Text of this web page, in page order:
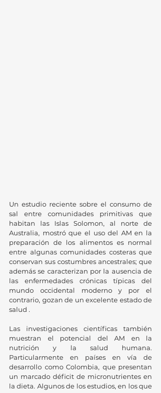
Un estudio reciente sobre el consumo de
sal entre comunidades primitivas que
habitan las Islas Solomon, al norte de
Australia, mostró que el uso del AM en la
preparación de los alimentos es normal
entre algunas comunidades costeras que
conservan sus costumbres ancestrales; que
además se caracterizan por la ausencia de
las enfermedades crónicas típicas del
mundo occidental moderno y por el
contrario, gozan de un excelente estado de
salud .
Las investigaciones científicas también
muestran el potencial del AM en la
nutrición y la salud humana.
Particularmente en países en vía de
desarrollo como Colombia, que presentan
un marcado déficit de micronutrientes en
la dieta. Algunos de los estudios, en los que